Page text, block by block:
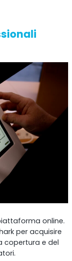
segnale
in uplink.
online.
per acquisire
copertura e del